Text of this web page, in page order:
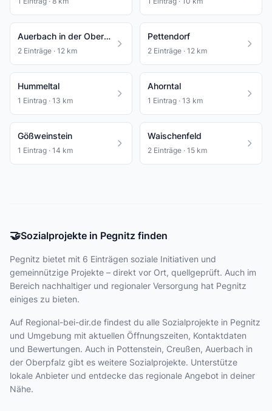
Auerbach in der Oberpfalz
2 Einträge · 12 km
Pettendorf
2 Einträge · 12 km
Hummeltal
1 Eintrag · 13 km
Ahorntal
1 Eintrag · 13 km
Gößweinstein
1 Eintrag · 14 km
Waischenfeld
2 Einträge · 15 km
🤝Sozialprojekte in Pegnitz finden
Pegnitz bietet mit 6 Einträgen soziale Initiativen und
gemeinnützige Projekte – direkt vor Ort, quellgeprüft. Auch im
Bereich nachhaltiger und regionaler Versorgung hat Pegnitz
einiges zu bieten.
Auf Regional-bei-dir.de findest du alle Sozialprojekte in Pegnitz
und Umgebung mit aktuellen Öffnungszeiten, Kontaktdaten
und Bewertungen. Auch in Pottenstein, Creußen, Auerbach in
der Oberpfalz gibt es weitere Sozialprojekte. Unterstütze
lokale Anbieter und entdecke das regionale Angebot in deiner
Nähe.